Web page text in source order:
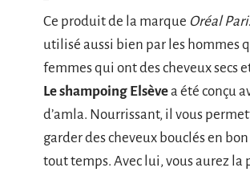
Ce produit de la marque Oréal
utilisé aussi bien par les hommes
femmes qui ont des cheveux secs
Le shampoing Elsèvea été conçu
d’amla. Nourrissant, il vous
garder des cheveux bouclés en
tout temps. Avec lui, vous aurez la